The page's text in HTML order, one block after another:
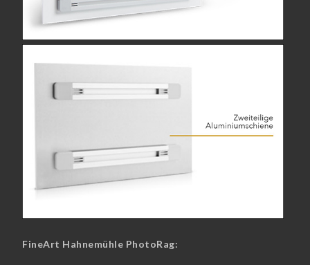
FineArt Hahnemühle PhotoRag: